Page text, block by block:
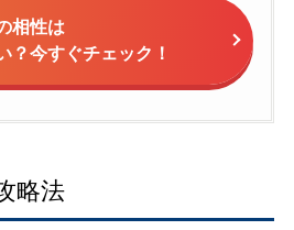
相性は
？今すぐチェック！
略法